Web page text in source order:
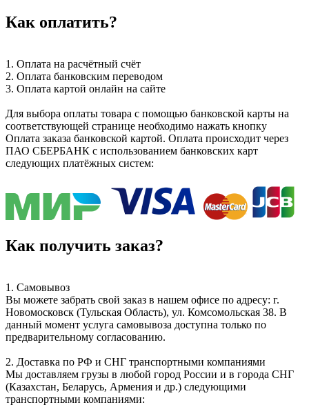
Как оплатить?
1. Оплата на расчётный счёт
2. Оплата банковским переводом
3. Оплата картой онлайн на сайте
Для выбора оплаты товара с помощью банковской карты на
соответствующей странице необходимо нажать кнопку
Оплата заказа банковской картой. Оплата происходит через
ПАО СБЕРБАНК с использованием банковских карт
следующих платёжных систем:
Как получить заказ?
1. Самовывоз
Вы можете забрать свой заказ в нашем офисе по адресу: г.
Новомосковск (Тульская Область), ул. Комсомольская 38. В
данный момент услуга самовывоза доступна только по
предварительному согласованию.
2. Доставка по РФ и СНГ транспортными компаниями
Мы доставляем грузы в любой город России и в города СНГ
(Казахстан, Беларусь, Армения и др.) следующими
транспортными компаниями: